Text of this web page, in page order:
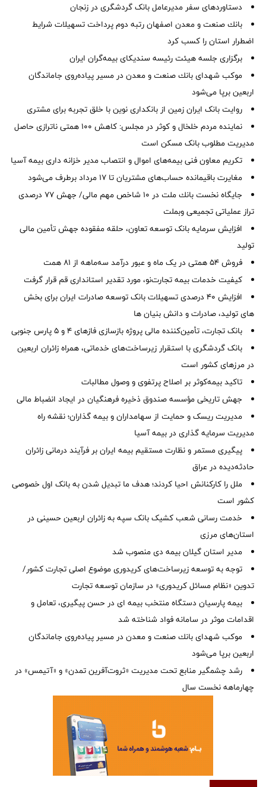
دستاوردهای سفر مدیرعامل بانک گردشگری در زنجان
بانك صنعت و معدن اصفهان رتبه دوم پرداخت تسهیلات شرایط
اضطرار استان را كسب كرد
برگزاری جلسه هیئت رئیسه سندیکای بیمه‌گران ایران
موكب شهدای بانك صنعت و معدن در مسیر پیاده‌روی جاماندگان
اربعین برپا می‌شود
روایت بانک ایران زمین از بانکداری نوین با خلق تجربه برای مشتری
نماینده مردم خلخال و کوثر در مجلس: کاهش ۱۰۰ همتی ناترازی حاصل
مدیریت مطلوب بانک مسکن است
تکریم معاون فنی بیمه‌های اموال و انتصاب مدیر خزانه داری بیمه آسیا
مغایرت‌ باقیمانده حساب‌های مشتریان تا ۱۷ مرداد برطرف می‌شود
جایگاه نخست بانك ملت در 10 شاخص مهم مالی/ جهش 77 درصدی
تراز عملیاتی تجمیعی وبملت
افزایش سرمایه بانک توسعه تعاون، حلقه مفقوده جهش تأمین مالی
تولید
فروش 54 همتی در یک ماه و عبور درآمد سه‌ماهه از 81 همت
کیفیت خدمات بیمه تجارت‌نو، مورد تقدیر استانداری قم قرار گرفت
افزایش 40 درصدی تسهیلات بانک توسعه صادرات ایران برای بخش
های تولید، صادرات و دانش بنیان ها
بانک تجارت، تأمین‌کننده مالی پروژه بازسازی فازهای ۴ و ۵ پارس جنوبی
بانک گردشگری با استقرار زیرساخت‌های خدماتی، همراه زائران اربعین
در مرزهای کشور است
تاکید بیمه‌کوثر بر اصلاح پرتفوی و وصول مطالبات ‌
جهش تاریخی مؤسسه صندوق ذخیره فرهنگیان در ایجاد انضباط مالی
مدیریت ریسک و حمایت از سهامداران و بیمه گذاران؛ نقشه راه
مدیریت سرمایه گذاری در بیمه آسیا
پیگیری مستمر و نظارت مستقیم بیمه ایران بر فرآیند درمانی زائران
حادثه‌دیده در عراق
ملل را کارکنانش احیا کردند؛ هدف ما تبدیل شدن به بانک اول خصوصی
کشور است
خدمت رسانی شعب کشیک بانک سپه به زائران اربعین حسینی در
استان‌‌های مرزی
‌مدیر استان گیلان بیمه دی منصوب شد
توجه به توسعه زیرساخت‌های کریدوری موضوع اصلی تجارت کشور/
تدوین «نظام مسائل کریدوری» در سازمان توسعه تجارت
بیمه پارسیان دستگاه منتخب بیمه ای در حسن پیگیری، تعامل و
اقدامات موثر در سامانه فواد شناخته شد
موكب شهدای بانك صنعت و معدن در مسیر پیاده‌روی جاماندگان
اربعین برپا می‌شود
رشد چشمگیر منابع تحت مدیریت «ثروت‌آفرین تمدن» و «آتیمس» در
چهارماهه نخست سال